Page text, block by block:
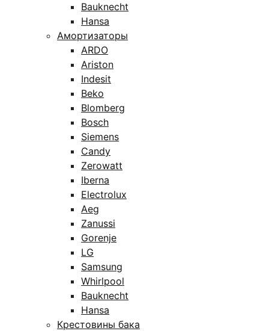
Bauknecht
Hansa
Амортизаторы
ARDO
Ariston
Indesit
Beko
Blomberg
Bosch
Siemens
Candy
Zerowatt
Iberna
Electrolux
Aeg
Zanussi
Gorenje
LG
Samsung
Whirlpool
Bauknecht
Hansa
Крестовины бака